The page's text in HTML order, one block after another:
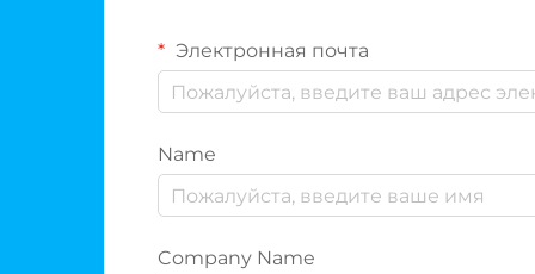
Электронная почта
Name
Company Name